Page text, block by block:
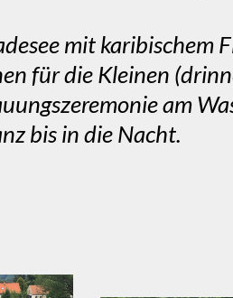
mit karibischem
für die Kleinen
am
bis in die Nacht.